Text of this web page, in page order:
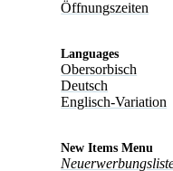
Öffnungszeiten
Languages
Obersorbisch
Deutsch
Englisch-Variation
New Items Menu